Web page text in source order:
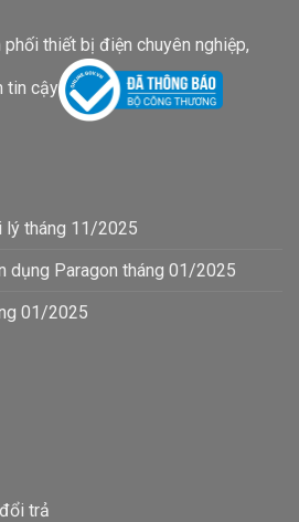
phối thiết bị điện chuyên nghiệp,
tin cậy
lý tháng 11/2025
dụng Paragon tháng 01/2025
01/2025
trả